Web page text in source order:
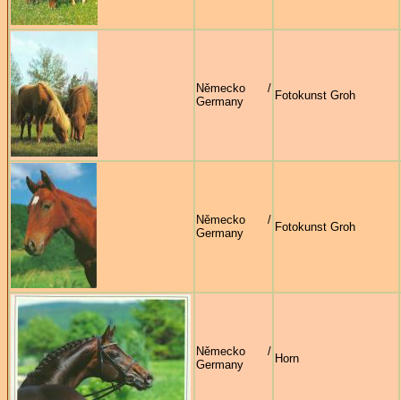
Německo /
Germany
Fotokunst Groh
Německo /
Germany
Fotokunst Groh
Německo /
Germany
Horn